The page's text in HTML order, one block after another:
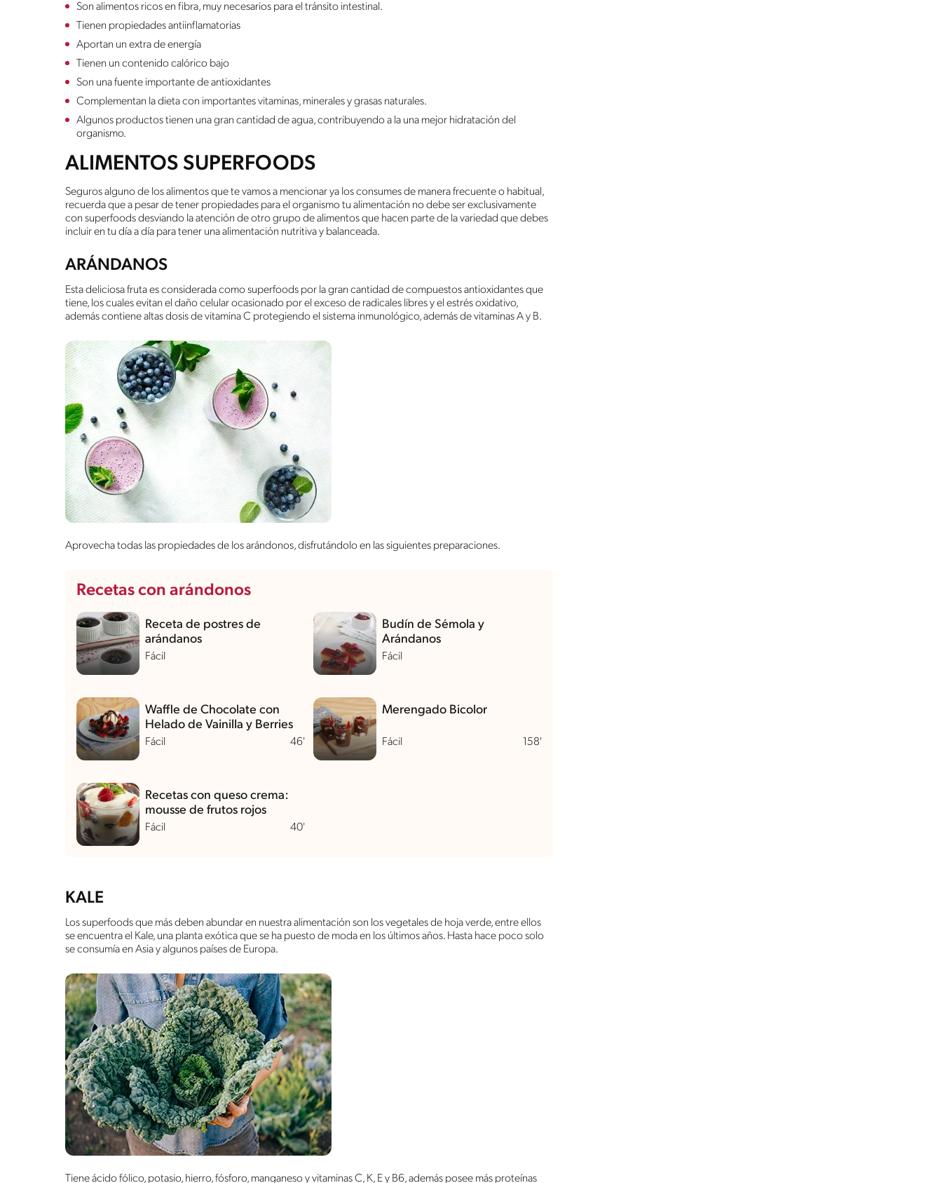
Son alimentos ricos en fibra, muy necesarios para el tránsito intestinal.
Tienen propiedades antiinflamatorias
Aportan un extra de energía
Tienen un contenido calórico bajo
Son una fuente importante de antioxidantes
Complementan la dieta con importantes vitaminas, minerales y grasas naturales.
Algunos productos tienen una gran cantidad de agua, contribuyendo a la una mejor hidratación del
organismo.
ALIMENTOS SUPERFOODS
Seguros alguno de los alimentos que te vamos a mencionar ya los consumes de manera frecuente o habitual,
recuerda que a pesar de tener propiedades para el organismo tu alimentación no debe ser exclusivamente
con superfoods desviando la atención de otro grupo de alimentos que hacen parte de la variedad que debes
incluir en tu día a día para tener una alimentación nutritiva y balanceada.
ARÁNDANOS
Esta deliciosa fruta es considerada como superfoods por la gran cantidad de compuestos antioxidantes que
tiene, los cuales evitan el daño celular ocasionado por el exceso de radicales libres y el estrés oxidativo,
además contiene altas dosis de vitamina C protegiendo el sistema inmunológico, además de vitaminas A y B.
Aprovecha todas las propiedades de los arándonos, disfrutándolo en las siguientes preparaciones.
Recetas con arándonos
Fácil
Receta de postres de
arándanos
Fácil
Budín de Sémola y
Arándanos
Fácil 46'
Waffle de Chocolate con
Helado de Vainilla y Berries
Fácil 158'
Merengado Bicolor
Fácil 40'
Recetas con queso crema:
mousse de frutos rojos
KALE
Los superfoods que más deben abundar en nuestra alimentación son los vegetales de hoja verde, entre ellos
se encuentra el Kale, una planta exótica que se ha puesto de moda en los últimos años. Hasta hace poco solo
se consumía en Asia y algunos países de Europa.
Tiene ácido fólico, potasio, hierro, fósforo, manganeso y vitaminas C, K, E y B6, además posee más proteínas